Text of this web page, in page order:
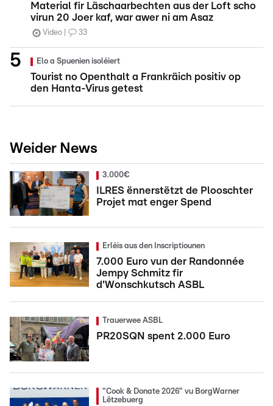
Material fir Läschaarbechten aus der Loft scho
virun 20 Joer kaf, war awer ni am Asaz
Video 33
Elo a Spuenien isoléiert
Tourist no Openthalt a Frankräich positiv op
den Hanta-Virus getest
Weider News
3.000€
ILRES ënnerstëtzt de Plooschter
Projet mat enger Spend
Erléis aus den Inscriptiounen
7.000 Euro vun der Randonnée
Jempy Schmitz fir
d'Wonschkutsch ASBL
Trauerwee ASBL
PR20SQN spent 2.000 Euro
"Cook & Donate 2026" vu BorgWarner
Lëtzebuerg